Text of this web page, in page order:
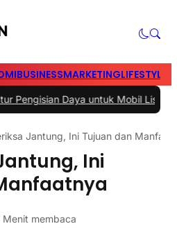
BUSINESSMARKETINGLIFESTYLE
Daya untuk Mobil Listrik yang
Jantung, Ini Tujuan dan
Ini
Menit membaca